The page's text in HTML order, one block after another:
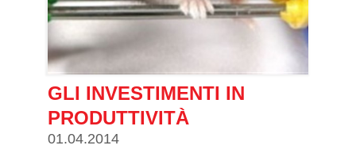
GLI INVESTIMENTI IN
PRODUTTIVITÀ
01.04.2014